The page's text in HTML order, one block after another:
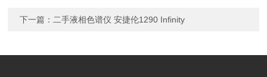
下一篇： 二手液相色谱仪 安捷伦1290 Infinity